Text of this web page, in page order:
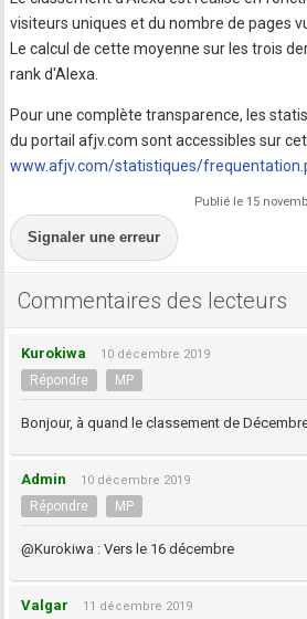
visiteurs uniques et du nombre de pages
Le calcul de cette moyenne sur les trois
rank d'Alexa.
Pour une complète transparence, les
du portail afjv.com sont accessibles sur
www.afjv.com/statistiques/
Publié le 15
Signaler une erreur
Commentaires des lecteurs
Kurokiwa 10 décembre 2019
Répondre MP
Bonjour, à quand le classement de
Admin 10 décembre 2019
Répondre MP
@Kurokiwa : Vers le 16 décembre
Valgar 11 décembre 2019